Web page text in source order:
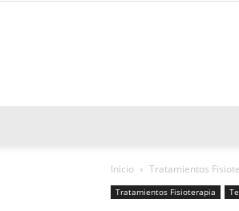
Inicio Tratamientos
Tratamientos Fisioterapia